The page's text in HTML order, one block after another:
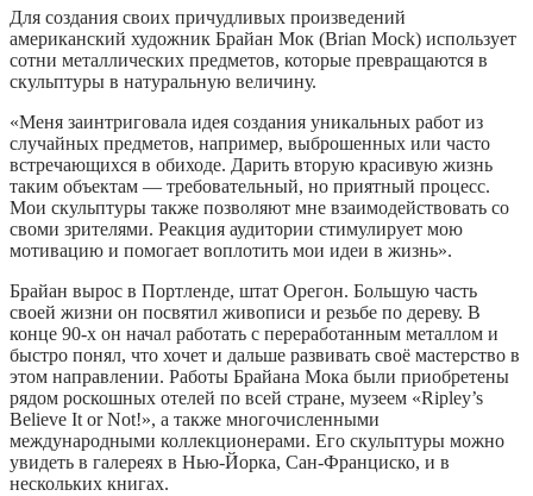
Для создания своих причудливых произведений
американский художник Брайан Мок (Brian Mock) использует
сотни металлических предметов, которые превращаются в
скульптуры в натуральную величину.
«Меня заинтриговала идея создания уникальных работ из
случайных предметов, например, выброшенных или часто
встречающихся в обиходе. Дарить вторую красивую жизнь
таким объектам — требовательный, но приятный процесс.
Мои скульптуры также позволяют мне взаимодействовать со
своми зрителями. Реакция аудитории стимулирует мою
мотивацию и помогает воплотить мои идеи в жизнь».
Брайан вырос в Портленде, штат Орегон. Большую часть
своей жизни он посвятил живописи и резьбе по дереву. В
конце 90-х он начал работать с переработанным металлом и
быстро понял, что хочет и дальше развивать своё мастерство в
этом направлении. Работы Брайана Мока были приобретены
рядом роскошных отелей по всей стране, музеем «Ripley’s
Believe It or Not!», а также многочисленными
международными коллекционерами. Его скульптуры можно
увидеть в галереях в Нью-Йорка, Сан-Франциско, и в
нескольких книгах.